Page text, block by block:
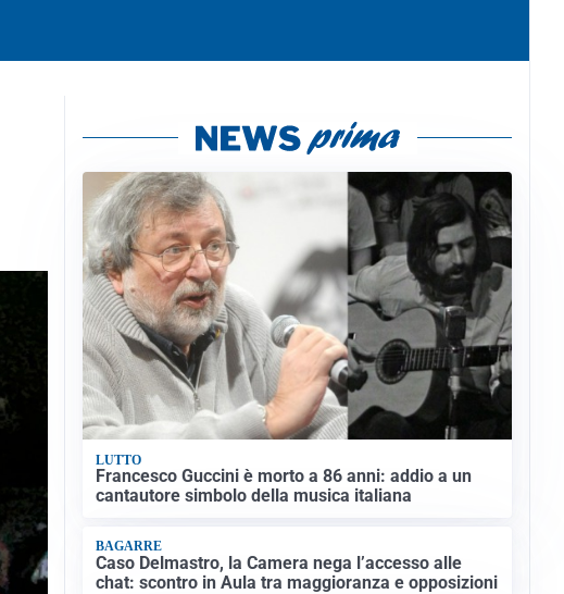
LUTTO
Francesco Guccini è morto a 86 anni: addio a un
cantautore simbolo della musica italiana
BAGARRE
Caso Delmastro, la Camera nega l’accesso alle
chat: scontro in Aula tra maggioranza e opposizioni